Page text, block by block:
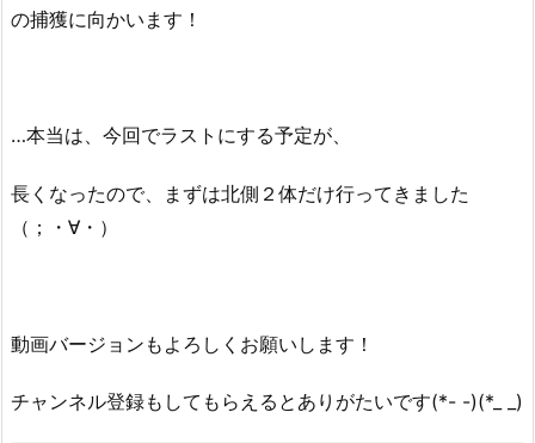
の捕獲に向かいます！
…本当は、今回でラストにする予定が、
長くなったので、まずは北側２体だけ行ってきました
（；・∀・）
動画バージョンもよろしくお願いします！
チャンネル登録もしてもらえるとありがたいです(*- -)(*_ _)